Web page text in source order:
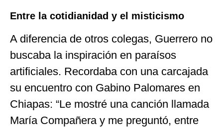
Entre la cotidianidad y el misticismo
A diferencia de otros colegas, Guerrero no
buscaba la inspiración en paraísos
artificiales. Recordaba con una carcajada
su encuentro con Gabino Palomares en
Chiapas: “Le mostré una canción llamada
María Compañera y me preguntó, entre